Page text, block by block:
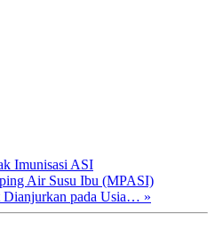
Imunisasi ASI
Air Susu Ibu (MPASI)
Dianjurkan pada Usia… »